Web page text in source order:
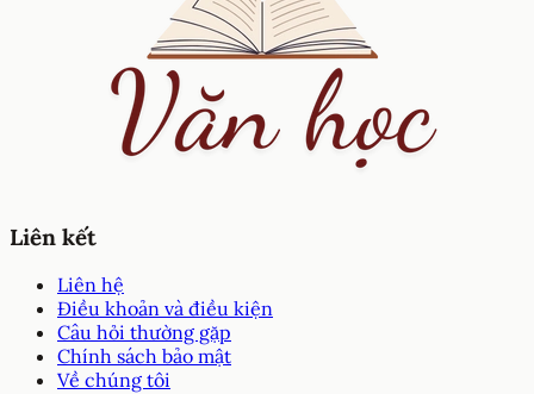
Liên kết
Liên hệ
Điều khoản và điều kiện
Câu hỏi thường gặp
Chính sách bảo mật
Về chúng tôi